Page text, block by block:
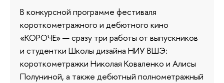
В конкурсной программе фестиваля
короткометражного и дебютного кино
«КОРОЧЕ» — сразу три работы от выпускников
и студентки Школы дизайна НИУ ВШЭ:
короткометражки Николая Коваленко и Алисы
Полуниной, а также дебютный полнометражный